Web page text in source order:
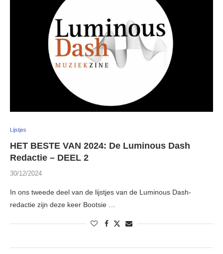
Lijstjes
HET BESTE VAN 2024: De Luminous Dash
Redactie – DEEL 2
30/12/2024
In ons tweede deel van de lijstjes van de Luminous Dash-
redactie zijn deze keer Bootsie …